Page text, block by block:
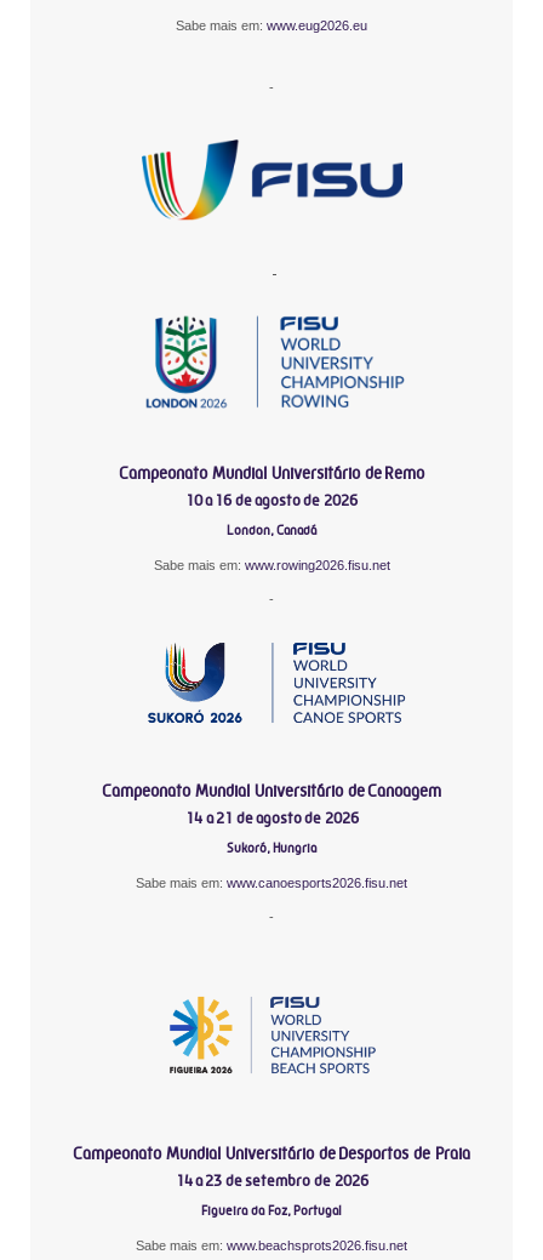
Sabe mais em: www.eug2026.eu
-
-
Campeonato Mundial Universitário de Remo
10 a 16 de agosto de 2026
London, Canadá
Sabe mais em: www.rowing2026.fisu.net
-
Campeonato Mundial Universitário de Canoagem
14 a 21 de agosto de 2026
Sukoró, Hungria
Sabe mais em: www.canoesports2026.fisu.net
-
Campeonato Mundial Universitário de Desportos de Praia
14 a 23 de setembro de 2026
Figueira da Foz, Portugal
Sabe mais em: www.beachsprots2026.fisu.net